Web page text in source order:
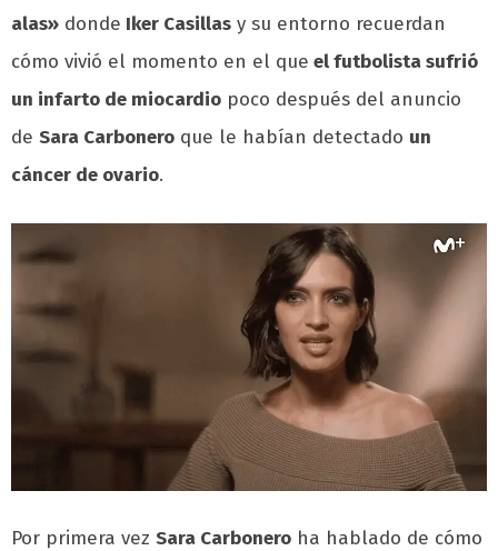
alas» donde Iker Casillas y su entorno recuerdan
cómo vivió el momento en el que el futbolista sufrió
un infarto de miocardio poco después del anuncio
de Sara Carbonero que le habían detectado un
cáncer de ovario.
Por primera vez Sara Carbonero ha hablado de cómo